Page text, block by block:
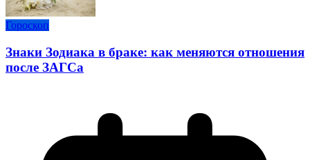
Гороскоп
Знаки Зодиака в браке: как меняются отношения
после ЗАГСа